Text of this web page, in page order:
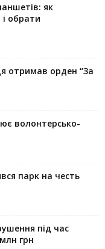
як
і обрати
отримав орден “За
волонтерсько-
парк на честь
під час
грн